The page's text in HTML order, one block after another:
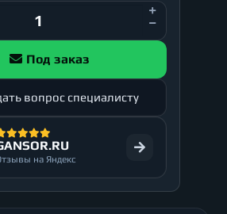
Под заказ
вопрос специалисту
на Яндекс